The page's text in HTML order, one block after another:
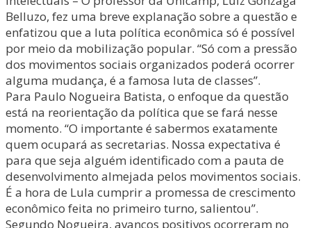
Belluzo, fez uma breve explanação sobre a questão e
enfatizou que a luta política econômica só é possível
por meio da mobilização popular. “Só com a pressão
dos movimentos sociais organizados poderá ocorrer
alguma mudança, é a famosa luta de classes”.
Para Paulo Nogueira Batista, o enfoque da questão
está na reorientação da política que se fará nesse
momento. “O importante é sabermos exatamente
quem ocupará as secretarias. Nossa expectativa é
para que seja alguém identificado com a pauta de
desenvolvimento almejada pelos movimentos sociais.
É a hora de Lula cumprir a promessa de crescimento
econômico feita no primeiro turno, salientou”.
Segundo Nogueira, avanços positivos ocorreram no